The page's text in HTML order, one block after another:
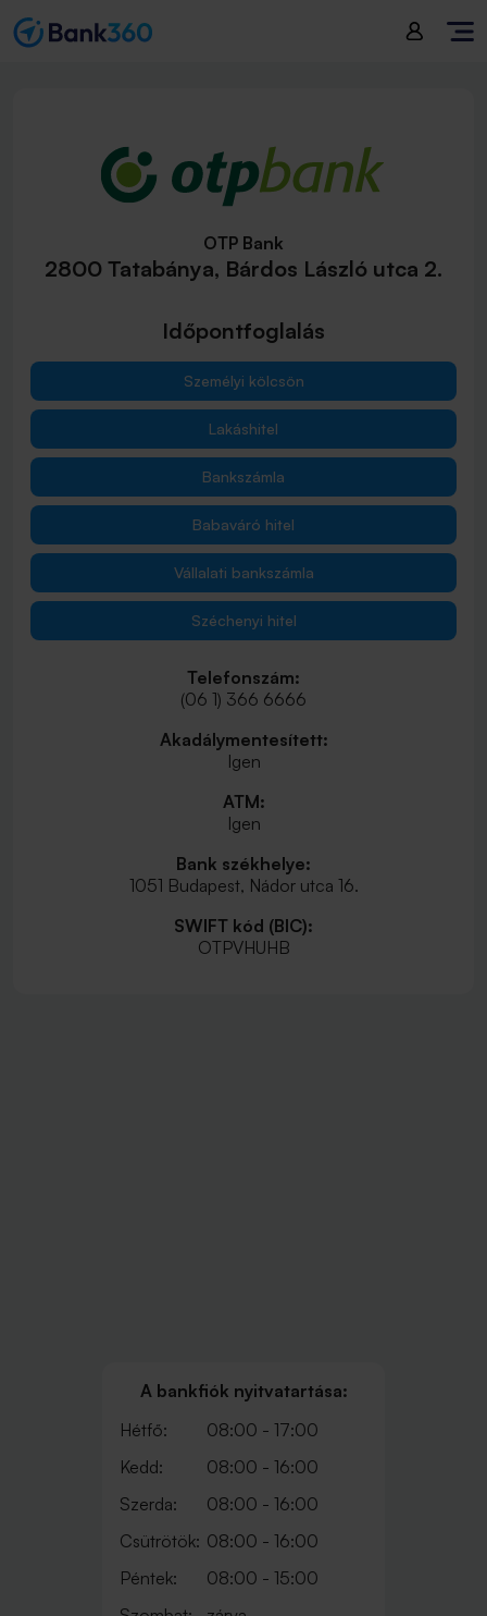
OTP Bank
2800 Tatabánya, Bárdos László utca 2.
Időpontfoglalás
Személyi kölcsön
Lakáshitel
Bankszámla
Babaváró hitel
Vállalati bankszámla
Széchenyi hitel
Telefonszám:
(06 1) 366 6666
Akadálymentesített:
Igen
ATM:
Igen
Bank székhelye:
1051 Budapest, Nádor utca 16.
SWIFT kód (BIC):
OTPVHUHB
A bankfiók nyitvatartása:
Hétfő:
08:00 - 17:00
Kedd:
08:00 - 16:00
Szerda:
08:00 - 16:00
Csütrötök: 08:00 - 16:00
Péntek:
08:00 - 15:00